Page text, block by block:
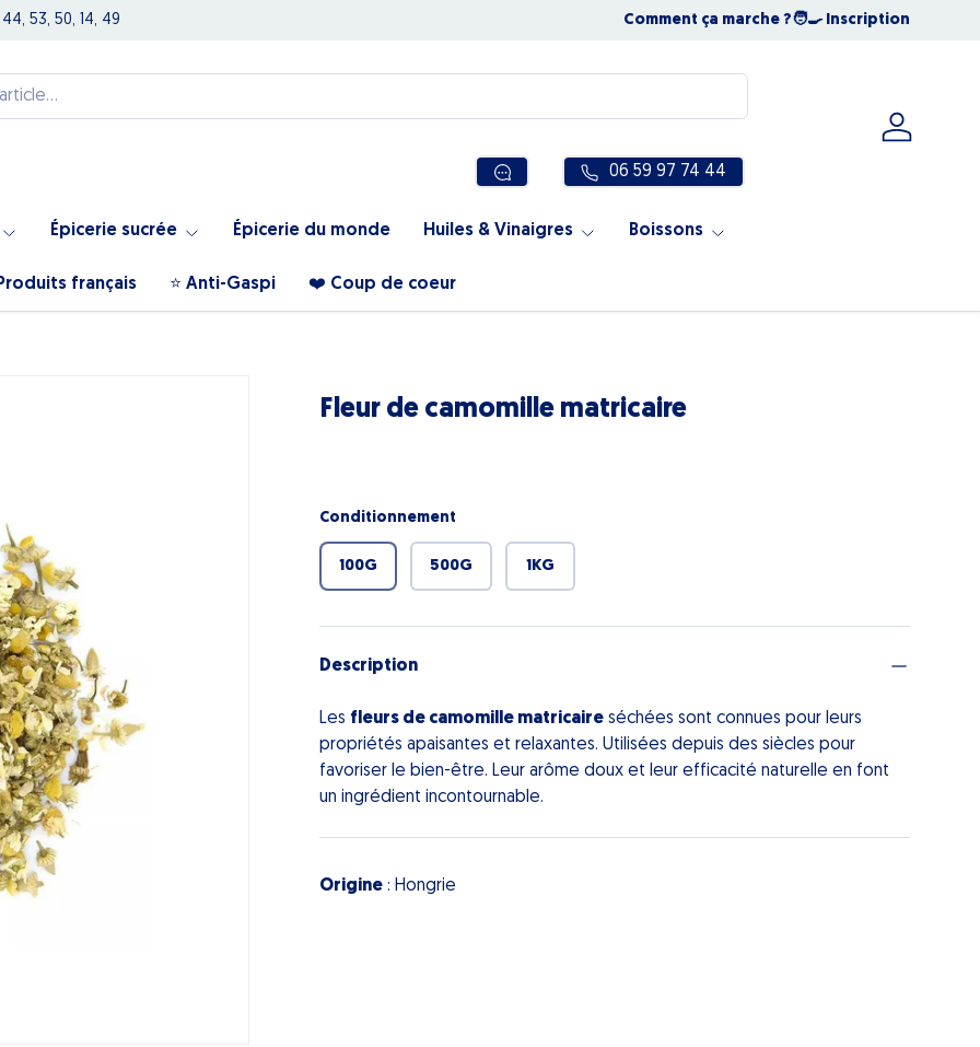
53, 50, 14, 49 NOUS SOMMES OUVERTS TOUT L'ÉTÉ☀️ Notre
Comment ça marche ?🧑‍🍳 Inscription
06 59 97 74 44
Se
Épicerie sucrée Épicerie du monde Huiles & Vinaigres Boissons
français ⭐️ Anti-Gaspi ❤️ Coup de coeur
Fleur de camomille matricaire
Conditionnement
100G 500G 1KG
Description
Les fleurs de camomille matricaire séchées sont connues pour leurs
propriétés apaisantes et relaxantes. Utilisées depuis des siècles pour
favoriser le bien-être. Leur arôme doux et leur efficacité naturelle en font
un ingrédient incontournable.
Origine : Hongrie